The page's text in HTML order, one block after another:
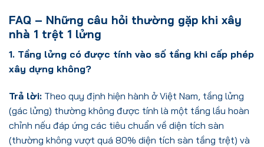
FAQ – Những câu hỏi thường gặp khi xây
nhà 1 trệt 1 lửng
1. Tầng lửng có được tính vào số tầng khi cấp phép
xây dựng không?
Trả lời: Theo quy định hiện hành ở Việt Nam, tầng lửng
(gác lửng) thường không được tính là một tầng lầu hoàn
chỉnh nếu đáp ứng các tiêu chuẩn về diện tích sàn
(thường không vượt quá 80% diện tích sàn tầng trệt) và